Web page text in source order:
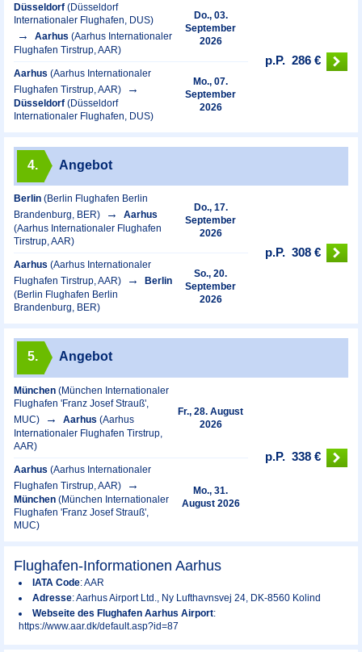
Düsseldorf (Düsseldorf
Internationaler Flughafen, DUS)
Aarhus (Aarhus Internationaler
Flughafen Tirstrup, AAR)
Do., 03.
September
2026
Aarhus (Aarhus Internationaler
Flughafen Tirstrup, AAR)
Düsseldorf (Düsseldorf
Internationaler Flughafen, DUS)
Mo., 07.
September
2026
p.P. 286 €
4. Angebot
Berlin (Berlin Flughafen Berlin
Brandenburg, BER)
Aarhus
(Aarhus Internationaler Flughafen
Tirstrup, AAR)
Do., 17.
September
2026
Aarhus (Aarhus Internationaler
Flughafen Tirstrup, AAR)
Berlin
(Berlin Flughafen Berlin
Brandenburg, BER)
So., 20.
September
2026
p.P. 308 €
5. Angebot
München (München Internationaler
Flughafen 'Franz Josef Strauß',
MUC)
Aarhus (Aarhus
Internationaler Flughafen Tirstrup,
AAR)
Fr., 28. August
2026
Aarhus (Aarhus Internationaler
Flughafen Tirstrup, AAR)
München (München Internationaler
Flughafen 'Franz Josef Strauß',
MUC)
Mo., 31.
August 2026
p.P. 338 €
Flughafen-Informationen Aarhus
IATA Code: AAR
Adresse: Aarhus Airport Ltd., Ny Lufthavnsvej 24, DK-8560 Kolind
Webseite des Flughafen Aarhus Airport:
https://www.aar.dk/default.asp?id=87